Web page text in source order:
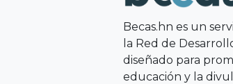
Becas.hn es un
la Red de
diseñado para
educación y la